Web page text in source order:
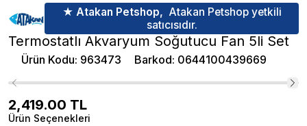
★ Atakan Petshop, Atakan Petshop yetkili
satıcısıdır.
Termostatlı Akvaryum Soğutucu Fan 5li Set
Ürün Kodu: 963473 Barkod: 0644100439669
2,419.00 TL
Ürün Seçenekleri